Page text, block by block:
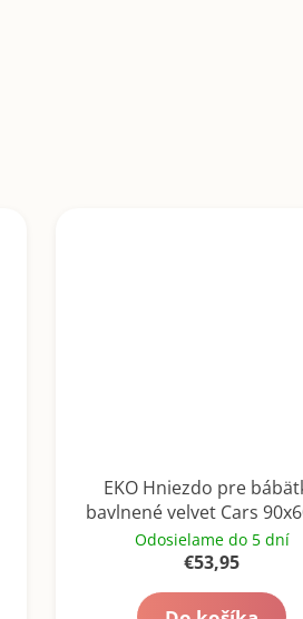
EKO Hniezdo pre
bavlnené velvet Cars
Odosielame do 5 dní
€53,95